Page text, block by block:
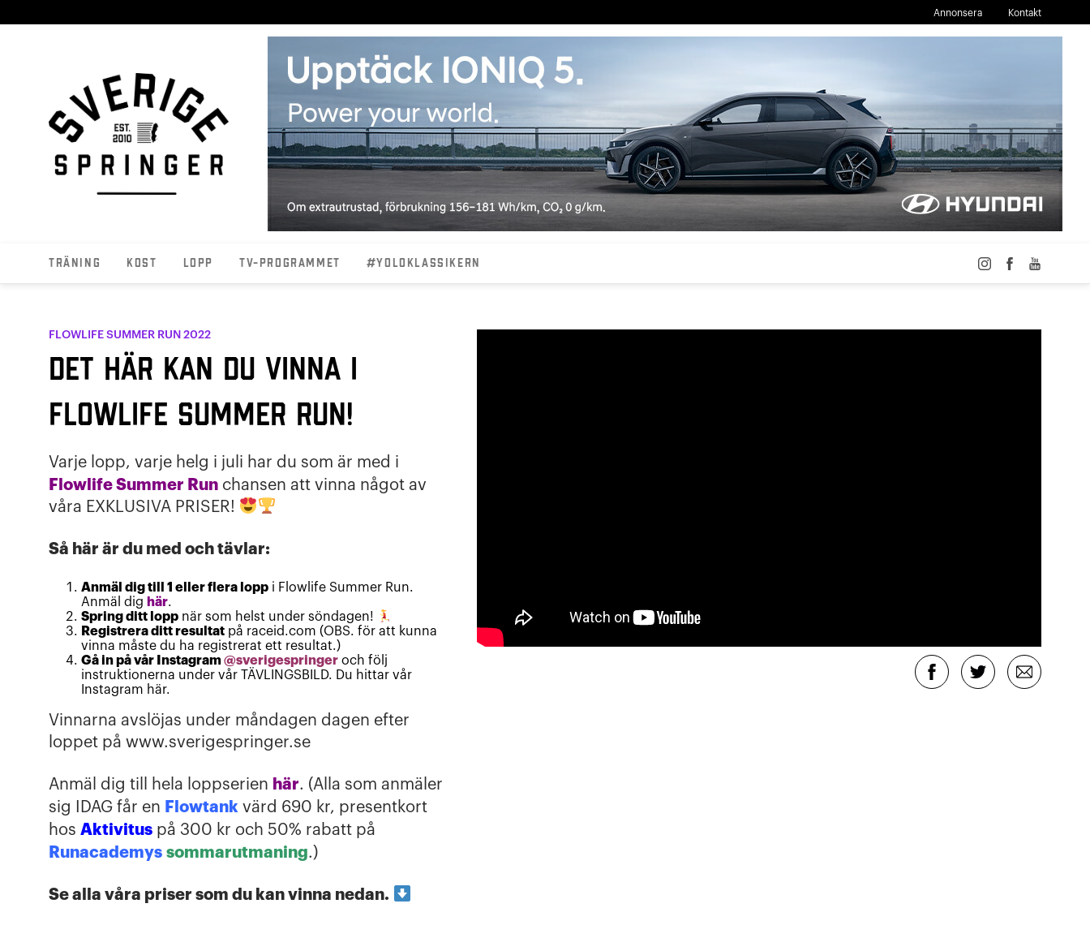
Annonsera Kontakt
Träning Kost Lopp TV-programmet #YOLOKLASSIKERN
FLOWLIFE SUMMER RUN 2022
Det här kan du vinna i
Flowlife Summer Run!
Varje lopp, varje helg i juli har du som är med i
Flowlife Summer Run chansen att vinna något av
våra EXKLUSIVA PRISER!
Så här är du med och tävlar:
Anmäl dig till 1 eller flera lopp i Flowlife Summer Run.
Anmäl dig här.
Spring ditt lopp när som helst under söndagen!
Registrera ditt resultat på raceid.com (OBS. för att kunna
vinna måste du ha registrerat ett resultat.)
Gå in på vår Instagram@sverigespringer och följ
instruktionerna under vår TÄVLINGSBILD. Du hittar vår
Instagram här.
Vinnarna avslöjas under måndagen dagen efter
loppet på www.sverigespringer.se
Anmäl dig till hela loppserien här. (Alla som anmäler
sig IDAG får en Flowtank värd 690 kr, presentkort
hos Aktivitus på 300 kr och 50% rabatt på
Runacademys sommarutmaning.)
Se alla våra priser som du kan vinna nedan.